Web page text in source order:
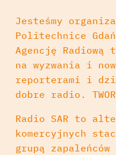
Jesteśmy
Politechnice
Agencję
na wyzwania i
reporterami i
dobre radio.
Radio SAR to
komercyjnych
grupą zapaleńców